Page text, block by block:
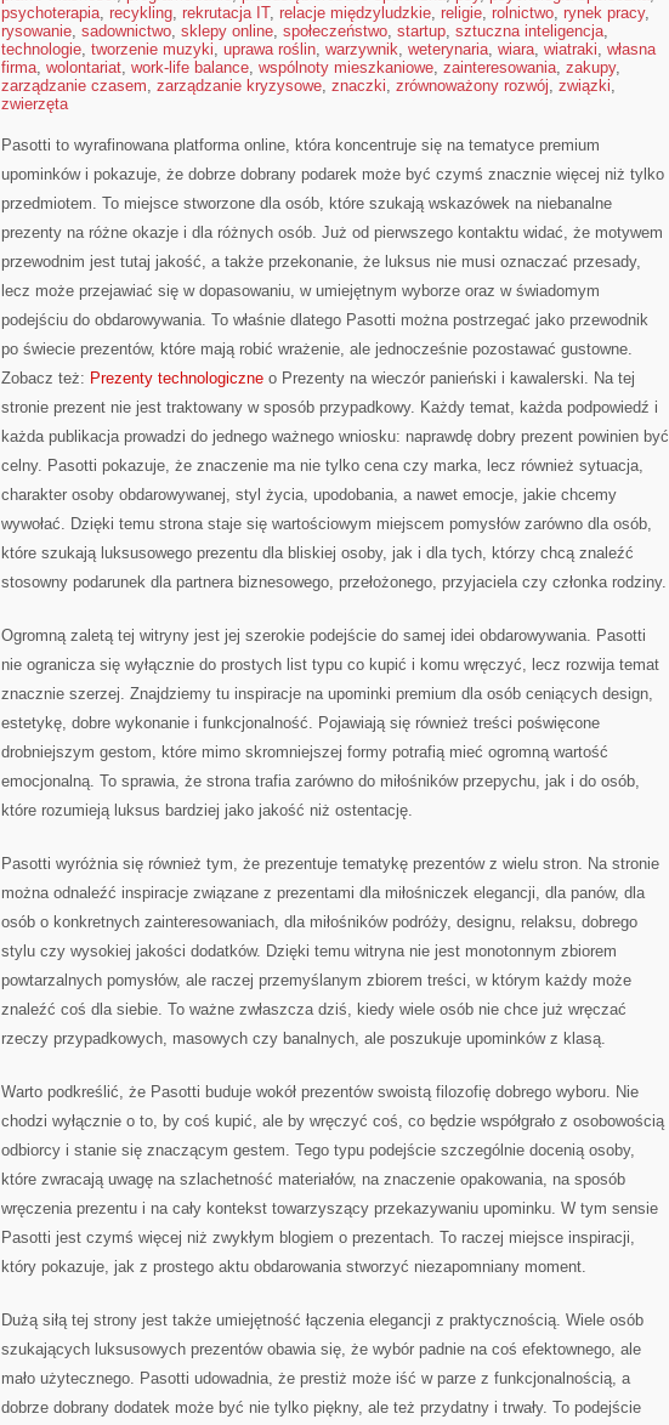
psychoterapia, recykling, rekrutacja IT, relacje międzyludzkie, religie, rolnictwo, rynek pracy,
rysowanie, sadownictwo, sklepy online, społeczeństwo, startup, sztuczna inteligencja,
technologie, tworzenie muzyki, uprawa roślin, warzywnik, weterynaria, wiara, wiatraki, własna
firma, wolontariat, work-life balance, wspólnoty mieszkaniowe, zainteresowania, zakupy,
zarządzanie czasem, zarządzanie kryzysowe, znaczki, zrównoważony rozwój, związki,
zwierzęta
Pasotti to wyrafinowana platforma online, która koncentruje się na tematyce premium
upominków i pokazuje, że dobrze dobrany podarek może być czymś znacznie więcej niż tylko
przedmiotem. To miejsce stworzone dla osób, które szukają wskazówek na niebanalne
prezenty na różne okazje i dla różnych osób. Już od pierwszego kontaktu widać, że motywem
przewodnim jest tutaj jakość, a także przekonanie, że luksus nie musi oznaczać przesady,
lecz może przejawiać się w dopasowaniu, w umiejętnym wyborze oraz w świadomym
podejściu do obdarowywania. To właśnie dlatego Pasotti można postrzegać jako przewodnik
po świecie prezentów, które mają robić wrażenie, ale jednocześnie pozostawać gustowne.
Zobacz też: Prezenty technologiczne o Prezenty na wieczór panieński i kawalerski. Na tej
stronie prezent nie jest traktowany w sposób przypadkowy. Każdy temat, każda podpowiedź i
każda publikacja prowadzi do jednego ważnego wniosku: naprawdę dobry prezent powinien być
celny. Pasotti pokazuje, że znaczenie ma nie tylko cena czy marka, lecz również sytuacja,
charakter osoby obdarowywanej, styl życia, upodobania, a nawet emocje, jakie chcemy
wywołać. Dzięki temu strona staje się wartościowym miejscem pomysłów zarówno dla osób,
które szukają luksusowego prezentu dla bliskiej osoby, jak i dla tych, którzy chcą znaleźć
stosowny podarunek dla partnera biznesowego, przełożonego, przyjaciela czy członka rodziny.
Ogromną zaletą tej witryny jest jej szerokie podejście do samej idei obdarowywania. Pasotti
nie ogranicza się wyłącznie do prostych list typu co kupić i komu wręczyć, lecz rozwija temat
znacznie szerzej. Znajdziemy tu inspiracje na upominki premium dla osób ceniących design,
estetykę, dobre wykonanie i funkcjonalność. Pojawiają się również treści poświęcone
drobniejszym gestom, które mimo skromniejszej formy potrafią mieć ogromną wartość
emocjonalną. To sprawia, że strona trafia zarówno do miłośników przepychu, jak i do osób,
które rozumieją luksus bardziej jako jakość niż ostentację.
Pasotti wyróżnia się również tym, że prezentuje tematykę prezentów z wielu stron. Na stronie
można odnaleźć inspiracje związane z prezentami dla miłośniczek elegancji, dla panów, dla
osób o konkretnych zainteresowaniach, dla miłośników podróży, designu, relaksu, dobrego
stylu czy wysokiej jakości dodatków. Dzięki temu witryna nie jest monotonnym zbiorem
powtarzalnych pomysłów, ale raczej przemyślanym zbiorem treści, w którym każdy może
znaleźć coś dla siebie. To ważne zwłaszcza dziś, kiedy wiele osób nie chce już wręczać
rzeczy przypadkowych, masowych czy banalnych, ale poszukuje upominków z klasą.
Warto podkreślić, że Pasotti buduje wokół prezentów swoistą filozofię dobrego wyboru. Nie
chodzi wyłącznie o to, by coś kupić, ale by wręczyć coś, co będzie współgrało z osobowością
odbiorcy i stanie się znaczącym gestem. Tego typu podejście szczególnie docenią osoby,
które zwracają uwagę na szlachetność materiałów, na znaczenie opakowania, na sposób
wręczenia prezentu i na cały kontekst towarzyszący przekazywaniu upominku. W tym sensie
Pasotti jest czymś więcej niż zwykłym blogiem o prezentach. To raczej miejsce inspiracji,
który pokazuje, jak z prostego aktu obdarowania stworzyć niezapomniany moment.
Dużą siłą tej strony jest także umiejętność łączenia elegancji z praktycznością. Wiele osób
szukających luksusowych prezentów obawia się, że wybór padnie na coś efektownego, ale
mało użytecznego. Pasotti udowadnia, że prestiż może iść w parze z funkcjonalnością, a
dobrze dobrany dodatek może być nie tylko piękny, ale też przydatny i trwały. To podejście